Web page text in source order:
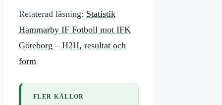
Relaterad läsning: Statistik
Hammarby IF Fotboll mot IFK
Göteborg – H2H, resultat och
form
FLER KÄLLOR